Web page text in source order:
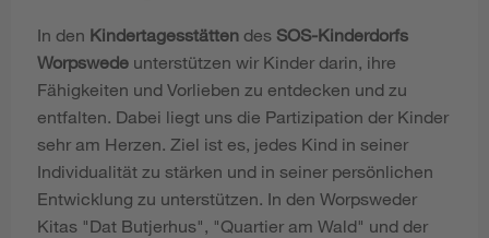
In den Kindertagesstätten des SOS-Kinderdorfs
Worpswede unterstützen wir Kinder darin, ihre
Fähigkeiten und Vorlieben zu entdecken und zu
entfalten. Dabei liegt uns die Partizipation der Kinder
sehr am Herzen. Ziel ist es, jedes Kind in seiner
Individualität zu stärken und in seiner persönlichen
Entwicklung zu unterstützen. In den Worpsweder
Kitas "Dat Butjerhus", "Quartier am Wald" und der